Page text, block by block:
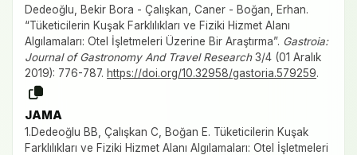
Dedeoğlu, Bekir Bora - Çalışkan, Caner - Boğan, Erhan.
“Tüketicilerin Kuşak Farklılıkları ve Fiziki Hizmet Alanı
Algılamaları: Otel İşletmeleri Üzerine Bir Araştırma”. Gastroia:
Journal of Gastronomy And Travel Research3/4 (01 Aralık
2019): 776-787. https://doi.org/10.32958/gastoria.579259.
JAMA
1.Dedeoğlu BB, Çalışkan C, Boğan E. Tüketicilerin Kuşak
Farklılıkları ve Fiziki Hizmet Alanı Algılamaları: Otel İşletmeleri